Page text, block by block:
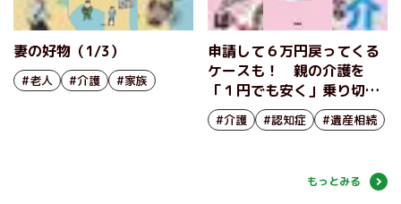
妻の好物（1/3）
#老人 #介護 #家族
申請して６万円戻ってくる
ケースも！ 親の介護を
「１円でも安く」乗り切る
超裏ワザとは!?
#介護 #認知症 #遺産相続
もっとみる